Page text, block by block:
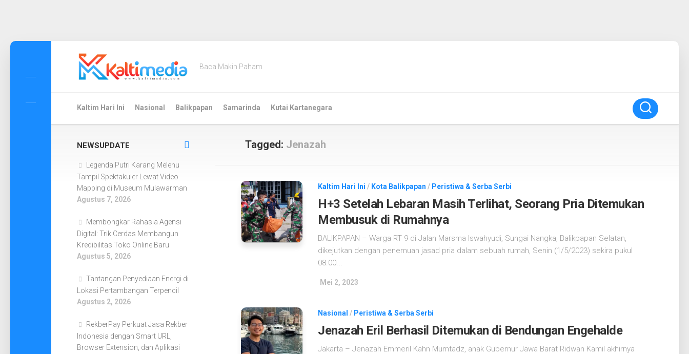
Skip
Baca Makin Paham
Kaltim Hari Ini Nasional Balikpapan Samarinda Kutai Kartanegara
Tagged: Jenazah
Kaltim Hari Ini / Kota Balikpapan / Peristiwa & Serba Serbi
H+3 Setelah Lebaran Masih Terlihat, Seorang Pria Ditemukan
Membusuk di Rumahnya
BALIKPAPAN – Warga RT 9 di Jalan Marsma Iswahyudi, Sungai Nangka, Balikpapan Selatan,
dikejutkan dengan penemuan jasad pria dalam sebuah rumah, Senin (1/5/2023) sekira pukul
08.00...
Mei 2, 2023
Nasional / Peristiwa & Serba Serbi
Jenazah Eril Berhasil Ditemukan di Bendungan Engehalde
Jakarta – Jenazah Emmeril Kahn Mumtadz, anak Gubernur Jawa Barat Ridwan Kamil akhirnya
NEWSUPDATE
Legenda Putri Karang Melenu
Tampil Spektakuler Lewat Video
Mapping di Museum Mulawarman
Agustus 7, 2026
Membongkar Rahasia Agensi
Digital: Trik Cerdas Membangun
Kredibilitas Toko Online Baru
Agustus 5, 2026
Tantangan Penyediaan Energi di
Lokasi Pertambangan Terpencil
Agustus 2, 2026
RekberPay Perkuat Jasa Rekber
Indonesia dengan Smart URL,
Browser Extension, dan Aplikasi